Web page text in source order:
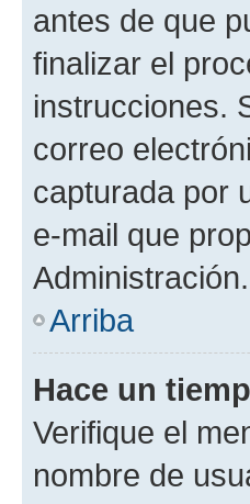
antes de que
finalizar el
instrucciones.
correo
capturada por
e-mail que
Administración.
Arriba
Hace un
Verifique el
nombre de